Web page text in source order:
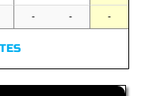
- - -